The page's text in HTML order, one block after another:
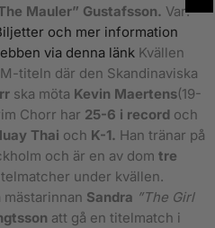
Mauler” Gustafsson. Var:
och mer information
via denna länk Kvällen
titeln där den Skandinaviska
ska möta Kevin Maertens(19-
Chorr har 25-6 i record och
Thai och K-1. Han tränar på
och är en av dom tre
under kvällen.
Sandra ”The Girl
att gå en titelmatch i